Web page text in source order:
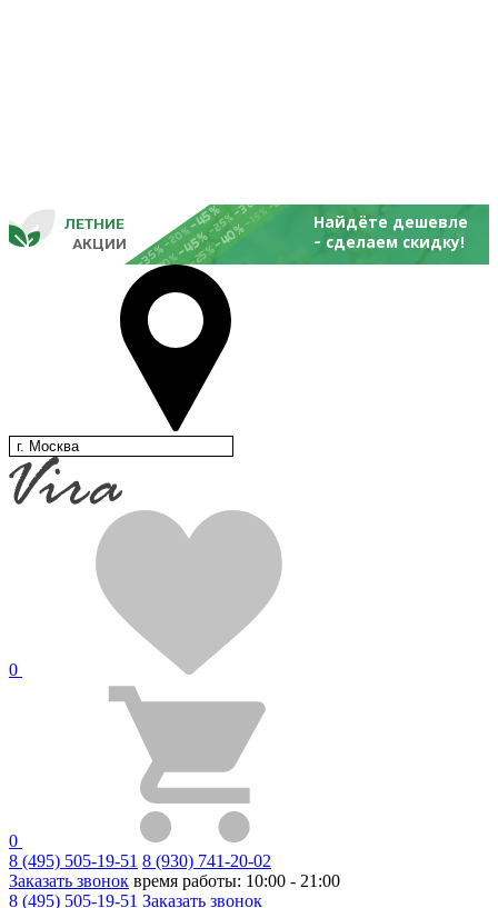
-20%
-25%
-45%
-35%-20%
-25%
-45%
-30%
-15%
-20%
-25%
-40%
АКЦИИ
ЛЕТНИЕ Найдёте дешевле
- сделаем
г. Москва
0
0
8 (495) 505-19-51 8 (930) 741-20-02
Заказать звонок время работы: 10:00 - 21:00
8 (495) 505-19-51 Заказать звонок